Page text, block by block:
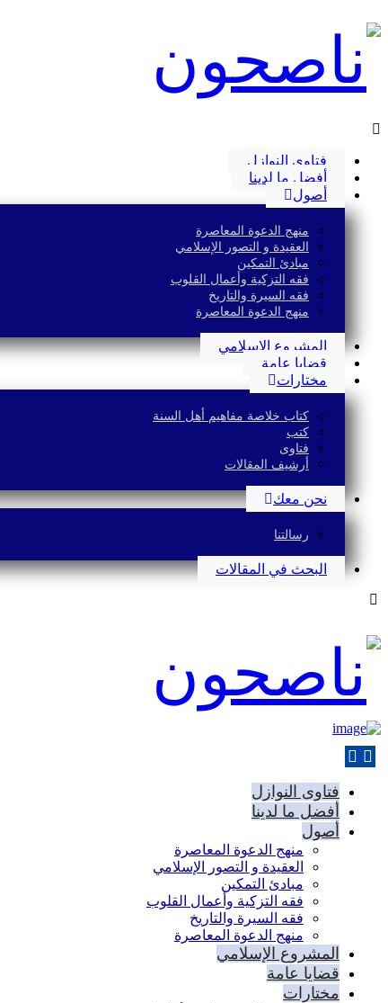
فتاوى النوازل
أفضل ما لدينا
أصول
منهج الدعوة المعاصرة
العقيدة و التصور الإسلامي
مبادئ التمكين
فقه التزكية وأعمال القلوب
فقه السيرة والتاريخ
منهج الدعوة المعاصرة
المشروع الإسلامي
قضايا عامة
مختارات
كتاب خلاصة مفاهيم أهل السنة
كتب
فتاوى
أرشيف المقالات
نحن معك
رسالتنا
البحث في المقالات
فتاوى النوازل
أفضل ما لدينا
أصول
منهج الدعوة المعاصرة
العقيدة و التصور الإسلامي
مبادئ التمكين
فقه التزكية وأعمال القلوب
فقه السيرة والتاريخ
منهج الدعوة المعاصرة
المشروع الإسلامي
قضايا عامة
مختارات